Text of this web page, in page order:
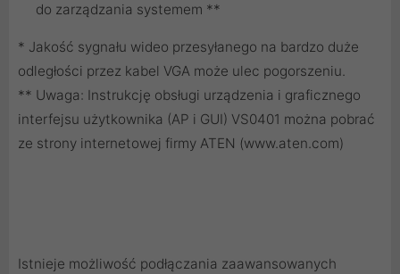
do zarządzania systemem **
* Jakość sygnału wideo przesyłanego na bardzo duże
odległości przez kabel VGA może ulec pogorszeniu.
** Uwaga: Instrukcję obsługi urządzenia i graficznego
interfejsu użytkownika (AP i GUI) VS0401 można pobrać
ze strony internetowej firmy ATEN (www.aten.com)
Istnieje możliwość podłączania zaawansowanych